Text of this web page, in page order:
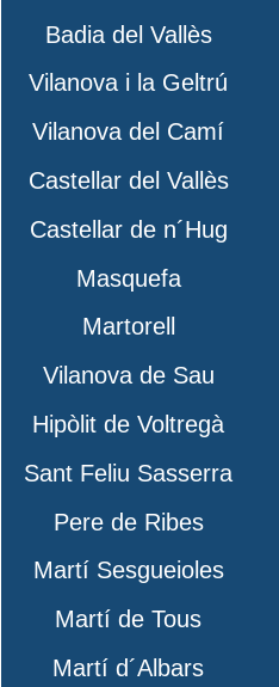
Badia del Vallès
Vilanova i la Geltrú
Vilanova del Camí
Castellar del Vallès
Castellar de n´Hug
Masquefa
Martorell
Vilanova de Sau
Hipòlit de Voltregà
Sant Feliu Sasserra
Pere de Ribes
Martí Sesgueioles
Martí de Tous
Martí d´Albars